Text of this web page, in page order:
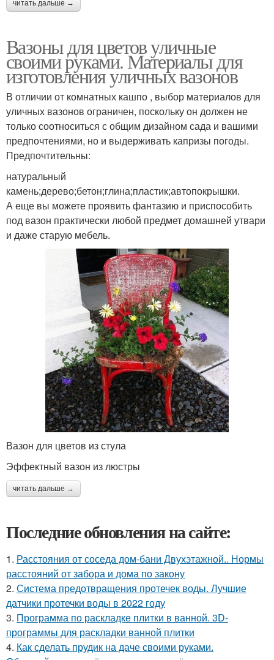
читать дальше →
Вазоны для цветов уличные
своими руками. Материалы для
изготовления уличных вазонов
В отличии от комнатных кашпо , выбор материалов для
уличных вазонов ограничен, поскольку он должен не
только соотноситься с общим дизайном сада и вашими
предпочтениями, но и выдерживать капризы погоды.
Предпочтительны:
натуральный
камень;дерево;бетон;глина;пластик;автопокрышки.
А еще вы можете проявить фантазию и приспособить
под вазон практически любой предмет домашней утвари
и даже старую мебель.
Вазон для цветов из стула
Эффектный вазон из люстры
читать дальше →
Последние обновления на сайте:
1. Расстояния от соседа дом-бани Двухэтажной.. Нормы
расстояний от забора и дома по закону
2. Система предотвращения протечек воды. Лучшие
датчики протечки воды в 2022 году
3. Программа по раскладке плитки в ванной. 3D-
программы для раскладки ванной плитки
4. Как сделать прудик на даче своими руками.